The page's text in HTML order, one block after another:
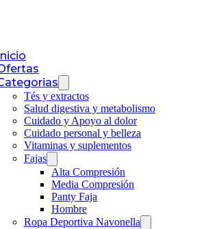
Tés y extractos
Salud digestiva y metabolismo
Cuidado y Apoyo al dolor
Cuidado personal y belleza
Vitaminas y suplementos
Fajas
Alta Compresión
Media Compresión
Panty Faja
Hombre
Ropa Deportiva Navonella